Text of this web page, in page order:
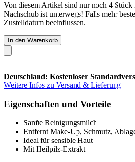
Von diesem Artikel sind nur noch 4 Stück
Nachschub ist unterwegs! Falls mehr
Zustelldatum beeinflussen.
In den Warenkorb
Deutschland: Kostenloser
Weitere Infos zu Versand & Lieferung
Eigenschaften und Vorteile
Sanfte Reinigungsmilch
Entfernt Make-Up, Schmutz,
Ideal für sensible Haut
Mit Heilpilz-Extrakt